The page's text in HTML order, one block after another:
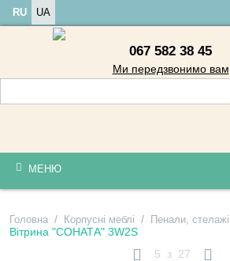
RU UA
067 582 38 45
Ми передзвонимо вам
МЕНЮ
Головна / Корпусні меблі / Пенали, стелажі
Вітрина "СОНАТА" 3W2S
5
з 27